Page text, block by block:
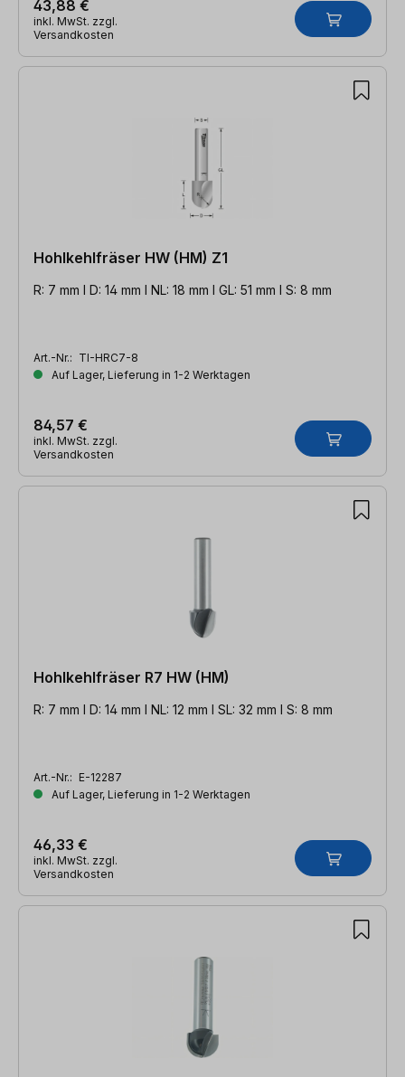
43,88 €
inkl. MwSt. zzgl.
Versandkosten
Hohlkehlfräser HW (HM) Z1
R: 7 mm l D: 14 mm l NL: 18 mm l GL: 51 mm l S: 8 mm
Art.-Nr.: TI-HRC7-8
Auf Lager, Lieferung in 1-2 Werktagen
84,57 €
inkl. MwSt. zzgl.
Versandkosten
Hohlkehlfräser R7 HW (HM)
R: 7 mm l D: 14 mm l NL: 12 mm l SL: 32 mm l S: 8 mm
Art.-Nr.: E-12287
Auf Lager, Lieferung in 1-2 Werktagen
46,33 €
inkl. MwSt. zzgl.
Versandkosten